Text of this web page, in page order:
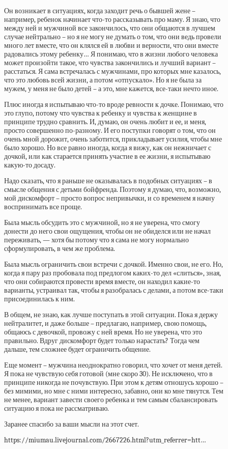
Он возникает в ситуациях, когда заходит речь о бывшей жене –
например, ребенок начинает что-то рассказывать про маму. Я знаю, что
между ней и мужчиной все закончилось, что они общаются в лучшем
случае нейтрально – но я не могу не думать о том, что они ведь провели
много лет вместе, что он клялся ей в любви и верности, что они вместе
радовались этому ребенку… Я понимаю, что в жизни любого человека
может произойти такое, что чувства закончились и лучший вариант –
расстаться. Я сама встречалась с мужчинами, про которых мне казалось,
что это любовь всей жизни, а потом «отпускало». Но я не была за
мужем, у меня не было детей – а это, мне кажется, все-таки нечто иное.
Плюс иногда я испытываю что-то вроде ревности к дочке. Понимаю, что
это глупо, потому что чувства к ребенку и чувства к женщине в
принципе трудно сравнить. И, думаю, он очень любит и ее, и меня,
просто совершенно по-разному. И его поступки говорят о том, что он
очень мной дорожит, очень заботится, прикладывает усилия, чтобы мне
было хорошо. Но все равно иногда, когда я вижу, как он нежничает с
дочкой, или как старается принять участие в ее жизни, я испытываю
какую-то досаду.
Надо сказать, что я раньше не оказывалась в подобных ситуациях – в
смысле общения с детьми бойфренда. Поэтому я думаю, что, возможно,
мой дискомфорт – просто вопрос непривычки, и со временем я начну
воспринимать все проще.
Была мысль обсудить это с мужчиной, но я не уверена, что смогу
донести до него свои ощущения, чтобы он не обиделся или не начал
переживать, — хотя бы потому что я сама не могу нормально
сформулировать, в чем же проблема.
Была мысль ограничить свои встречи с дочкой. Именно свои, не его. Но,
когда я пару раз пробовала под предлогом каких-то дел «слиться», зная,
что они собираются провести время вместе, он находил какие-то
варианты, устраивал так, чтобы я разобралась с делами, а потом все-таки
присоединилась к ним.
В общем, не знаю, как лучше поступать в этой ситуации. Пока я держу
нейтралитет, и даже больше – предлагаю, например, свою помощь,
общаюсь с девочкой, провожу с ней время. Но не уверена, что это
правильно. Вдруг дискомфорт будет только нарастать? Тогда чем
дальше, тем сложнее будет ограничить общение.
Еще момент – мужчина неоднократно говорил, что хочет от меня детей.
Я пока не чувствую себя готовой (мне скоро 30). Не исключено, что в
принципе никогда не почувствую. При этом к детям отношусь хорошо –
без мимими, но мне с ними интересно, забавно, они ко мне тянутся. Тем
не менее, вариант завести своего ребенка и тем самым сбалансировать
ситуацию я пока не рассматриваю.
Заранее спасибо за ваши мысли на этот счет.
https://miumau.livejournal.com/2667226.html?utm_referrer=htt…